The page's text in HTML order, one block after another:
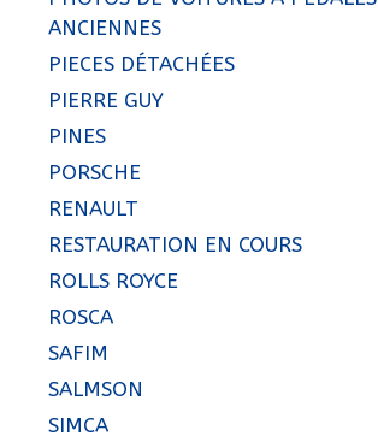
ANCIENNES
PIECES DÉTACHÉES
PIERRE GUY
PINES
PORSCHE
RENAULT
RESTAURATION EN COURS
ROLLS ROYCE
ROSCA
SAFIM
SALMSON
SIMCA